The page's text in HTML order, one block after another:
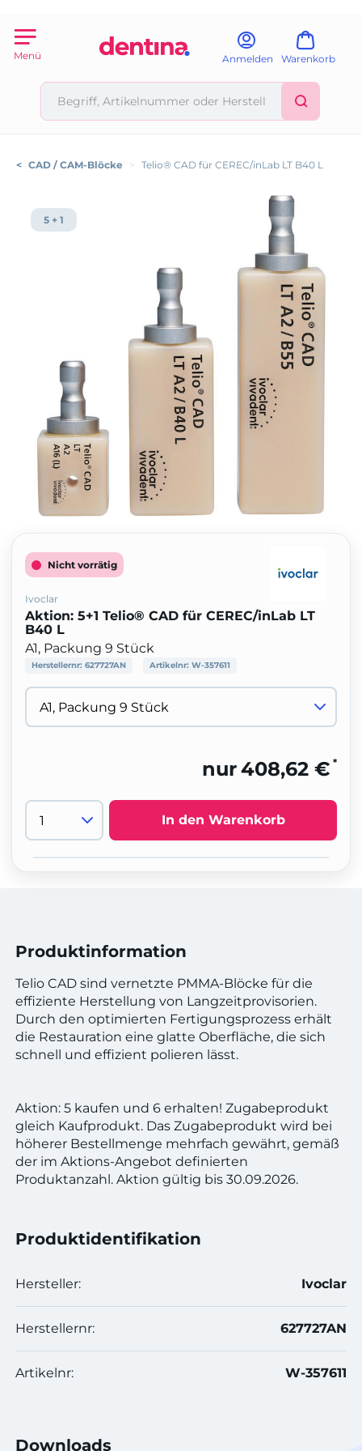
Menü Anmelden Warenkorb
< CAD / CAM-Blöcke > Telio® CAD für CEREC/inLab LT B40 L
5 + 1
Nicht vorrätig
Ivoclar
Aktion: 5+1 Telio® CAD für CEREC/inLab LT
B40 L
A1, Packung 9 Stück
Herstellernr: 627727AN Artikelnr: W-357611
nur408,62 € *
In den Warenkorb
Produktinformation
Telio CAD sind vernetzte PMMA-Blöcke für die
effiziente Herstellung von Langzeitprovisorien.
Durch den optimierten Fertigungsprozess erhält
die Restauration eine glatte Oberfläche, die sich
schnell und effizient polieren lässt.
Aktion: 5 kaufen und 6 erhalten! Zugabeprodukt
gleich Kaufprodukt. Das Zugabeprodukt wird bei
höherer Bestellmenge mehrfach gewährt, gemäß
der im Aktions-Angebot definierten
Produktanzahl. Aktion gültig bis 30.09.2026.
Produktidentifikation
Hersteller: Ivoclar
Herstellernr: 627727AN
Artikelnr: W-357611
Downloads